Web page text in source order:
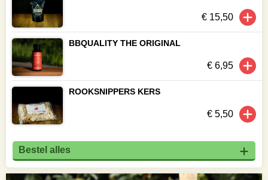
€ 15,50
BBQUALITY THE ORIGINAL
€ 6,95
ROOKSNIPPERS KERS
€ 5,50
Bestel alles